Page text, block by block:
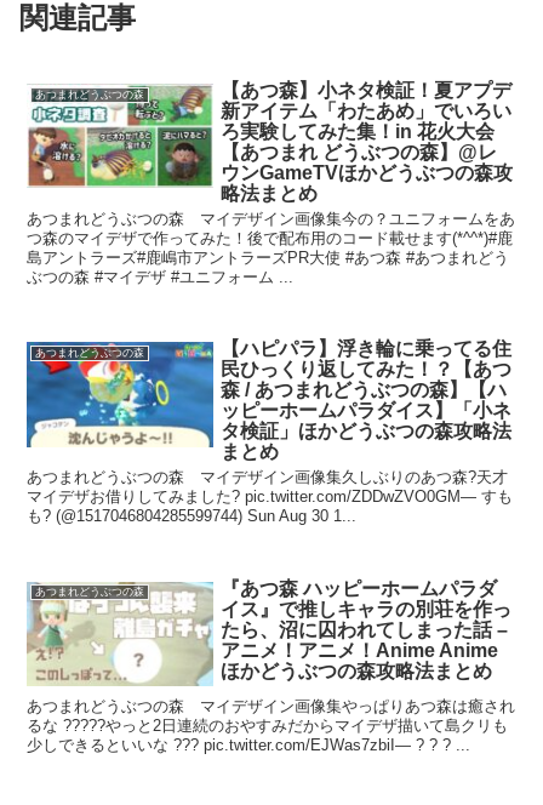
関連記事
あつまれどうぶつの森
【あつ森】小ネタ検証！夏アプデ
新アイテム「わたあめ」でいろい
ろ実験してみた集！in 花火大会
【あつまれ どうぶつの森】@レ
ウンGameTVほかどうぶつの森攻
略法まとめ
あつまれどうぶつの森 マイデザイン画像集今の？ユニフォームをあ
つ森のマイデザで作ってみた！後で配布用のコード載せます(*^^*)#鹿
島アントラーズ#鹿嶋市アントラーズPR大使 #あつ森 #あつまれどう
ぶつの森 #マイデザ #ユニフォーム ...
あつまれどうぶつの森
【ハピパラ】浮き輪に乗ってる住
民ひっくり返してみた！？【あつ
森 / あつまれどうぶつの森】【ハ
ッピーホームパラダイス】「小ネ
タ検証」ほかどうぶつの森攻略法
まとめ
あつまれどうぶつの森 マイデザイン画像集久しぶりのあつ森?天才
マイデザお借りしてみました? pic.twitter.com/ZDDwZVO0GM— すも
も? (@1517046804285599744) Sun Aug 30 1...
あつまれどうぶつの森
『あつ森 ハッピーホームパラダ
イス』で推しキャラの別荘を作っ
たら、沼に囚われてしまった話 –
アニメ！アニメ！Anime Anime
ほかどうぶつの森攻略法まとめ
あつまれどうぶつの森 マイデザイン画像集やっぱりあつ森は癒され
るな ?????やっと2日連続のおやすみだからマイデザ描いて島クリも
少しできるといいな ??? pic.twitter.com/EJWas7zbiI— ? ? ? ...